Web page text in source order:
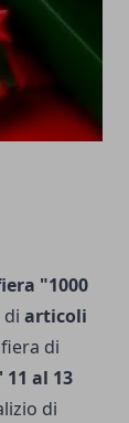
"1000
articoli
fiera di
al 13
di